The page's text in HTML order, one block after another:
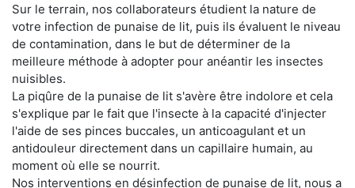
Sur le terrain, nos collaborateurs étudient la nature de
votre infection de punaise de lit, puis ils évaluent le niveau
de contamination, dans le but de déterminer de la
meilleure méthode à adopter pour anéantir les insectes
nuisibles.
La piqûre de la punaise de lit s'avère être indolore et cela
s'explique par le fait que l'insecte à la capacité d'injecter
l'aide de ses pinces buccales, un anticoagulant et un
antidouleur directement dans un capillaire humain, au
moment où elle se nourrit.
Nos interventions en désinfection de punaise de lit, nous a